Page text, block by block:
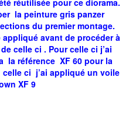
réutilisée pour ce diorama.
la peinture gris panzer
du premier montage.
avant de procéder à
celle ci . Pour celle ci j’ai
la référence XF 60 pour la
ci j’ai appliqué un voile
XF 9